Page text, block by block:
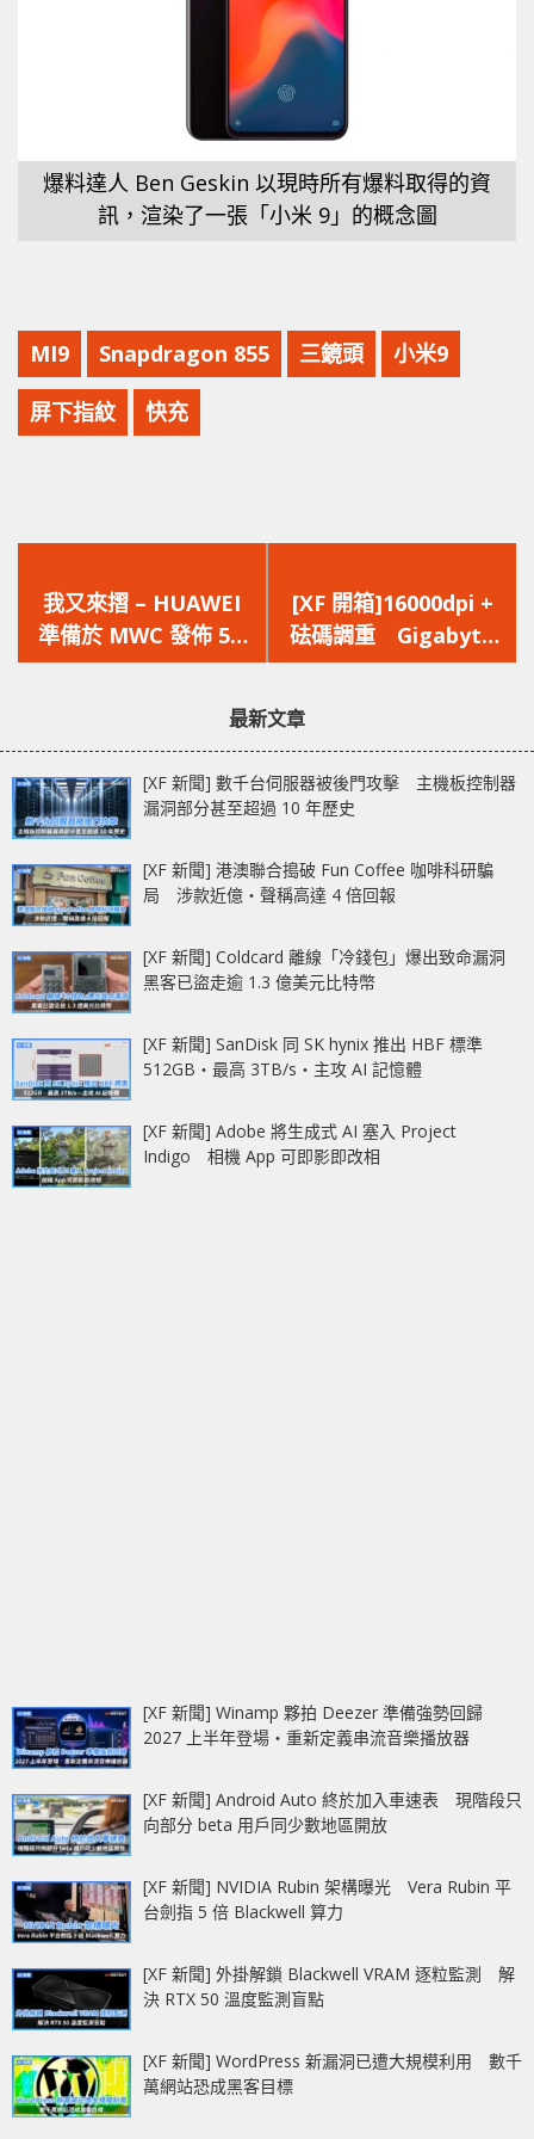
爆料達人 Ben Geskin 以現時所有爆料取得的資
訊，渲染了一張「小米 9」的概念圖
MI9 Snapdragon 855 三鏡頭 小米9
屏下指紋 快充
一
篇
文
我又來摺 – HUAWEI
準備於 MWC 發佈 5G
摺 MON 手機
一
篇
文
[XF 開箱]16000dpi +
砝碼調重 Gigabyte
AORUS M5 全鍵可程
最新文章
[XF 新聞] 數千台伺服器被後門攻擊 主機板控制器
漏洞部分甚至超過 10 年歷史
[XF 新聞] 港澳聯合搗破 Fun Coffee 咖啡科研騙
局 涉款近億‧聲稱高達 4 倍回報
[XF 新聞] Coldcard 離線「冷錢包」爆出致命漏洞
黑客已盜走逾 1.3 億美元比特幣
[XF 新聞] SanDisk 同 SK hynix 推出 HBF 標準
512GB‧最高 3TB/s‧主攻 AI 記憶體
[XF 新聞] Adobe 將生成式 AI 塞入 Project
Indigo 相機 App 可即影即改相
[XF 新聞] Winamp 夥拍 Deezer 準備強勢回歸
2027 上半年登場‧重新定義串流音樂播放器
[XF 新聞] Android Auto 終於加入車速表 現階段只
向部分 beta 用戶同少數地區開放
[XF 新聞] NVIDIA Rubin 架構曝光 Vera Rubin 平
台劍指 5 倍 Blackwell 算力
[XF 新聞] 外掛解鎖 Blackwell VRAM 逐粒監測 解
決 RTX 50 溫度監測盲點
[XF 新聞] WordPress 新漏洞已遭大規模利用 數千
萬網站恐成黑客目標